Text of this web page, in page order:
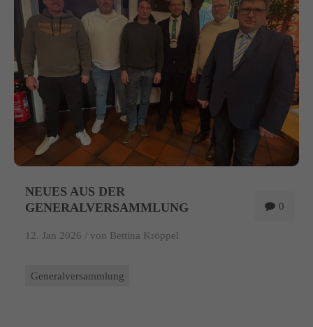
0
NEUES AUS DER
GENERALVERSAMMLUNG
12. Jan 2026 / von Bettina Kröppel
Generalversammlung